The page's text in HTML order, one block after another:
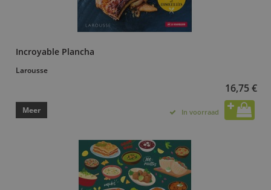
Incroyable Plancha
Larousse
16,75 €
Meer In voorraad